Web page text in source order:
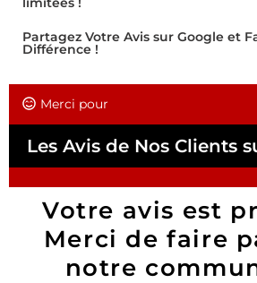
Partagez Votre Avis sur Google et
Différence !
Merci pour
Les Avis de Nos Clients
Votre avis est
Merci de faire
notre